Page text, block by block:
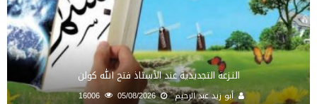
النـزعة التجديدية عند الأستاذ فتح الله كولن
أبو زيد عبد الرحيم 05/08/2026
16006